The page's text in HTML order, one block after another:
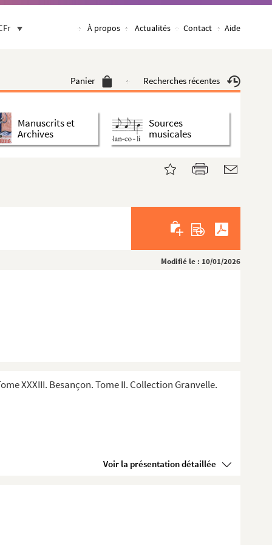
À propos Actualités Contact Aide
Panier Recherches récentes
Manuscrits et
Archives
Sources
musicales
Modifié le : 10/01/2026
XXXIII. Besançon. Tome II. Collection Granvelle.
Voir la présentation détaillée